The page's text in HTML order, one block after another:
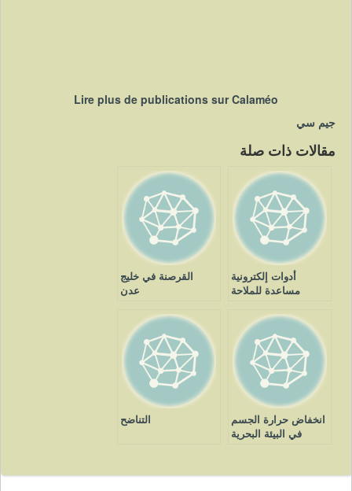
Lire plus de publications sur Calaméo
جيم سي
مقالات ذات صلة
أدوات إلكترونية
مساعدة للملاحة
القرصنة في خليج
عدن
انخفاض حرارة الجسم
في البيئة البحرية
التناضح